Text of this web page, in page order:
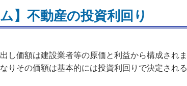
ム】不動産の投資利回り
し価額は建設業者等の原価と利益から構成され
りその価額は基本的には投資利回りで決定される